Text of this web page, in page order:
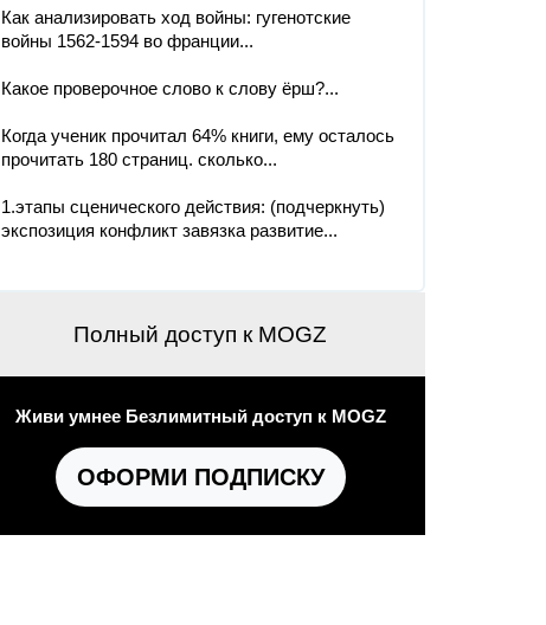
Как анализировать ход войны: гугенотские
войны 1562-1594 во франции...
Какое проверочное слово к слову ёрш?...
Когда ученик прочитал 64% книги, ему осталось
прочитать 180 страниц. сколько...
1.этапы сценического действия: (подчеркнуть)
экспозиция конфликт завязка развитие...
Полный доступ к MOGZ
Живи умнее Безлимитный доступ к MOGZ
ОФОРМИ ПОДПИСКУ